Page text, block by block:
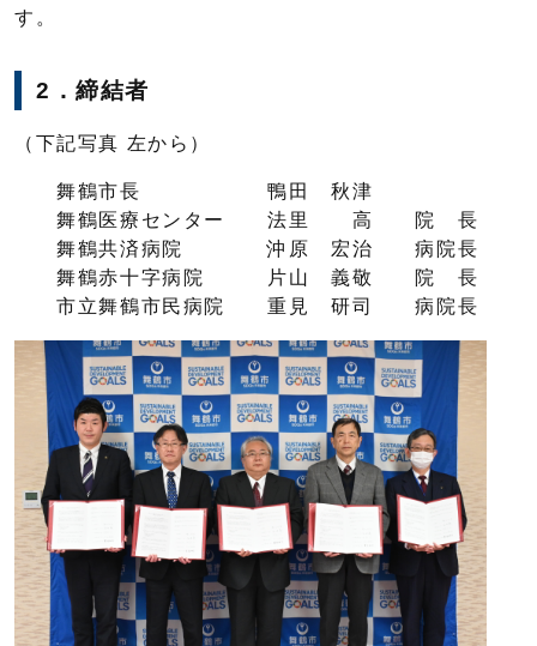
す。
2．締結者
（下記写真 左から）
舞鶴市長 鴨田 秋津
舞鶴医療センター 法里 高 院 長
舞鶴共済病院 沖原 宏治 病院長
舞鶴赤十字病院 片山 義敬 院 長
市立舞鶴市民病院 重見 研司 病院長